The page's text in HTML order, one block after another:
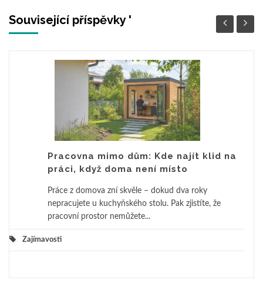
Související příspěvky '
Pracovna mimo dům: Kde najít klid na
práci, když doma není místo
Práce z domova zní skvěle – dokud dva roky
nepracujete u kuchyňského stolu. Pak zjistíte, že
pracovní prostor nemůžete...
Zajímavosti